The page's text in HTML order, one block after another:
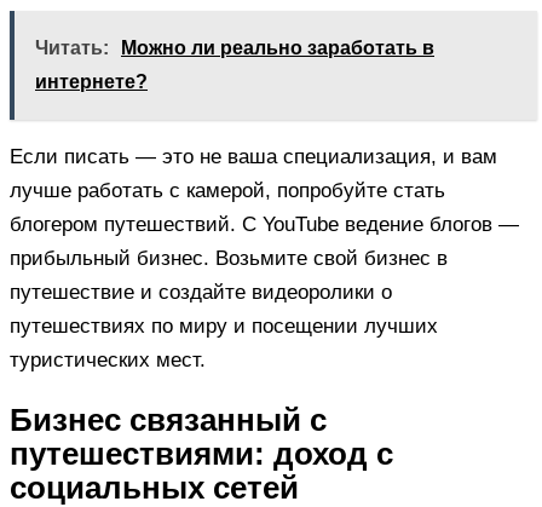
Читать:
Можно ли реально заработать в
интернете?
Если писать — это не ваша специализация, и вам
лучше работать с камерой, попробуйте стать
блогером путешествий. С YouTube ведение блогов —
прибыльный бизнес. Возьмите свой бизнес в
путешествие и создайте видеоролики о
путешествиях по миру и посещении лучших
туристических мест.
Бизнес связанный с
путешествиями: доход с
социальных сетей